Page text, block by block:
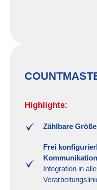
Highlights:
Zählbare
Frei
Integration in